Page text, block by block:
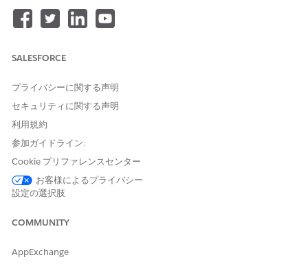
[グループを作成]を選択します。
[表示ラベル] に、ユーザーインターフェースでグループを参照
示ラベル] に入力した内容に基づいて入力されますが、必要に
関連する説明を追加します。
[グループを作成]を選択します。
[メンバーの追加
ユーザーを選択して追加します。
SALESFORCE
プライバシーに関する声明
セキュリティに関する声明
利用規約
参加ガイドライン:
Cookie プリファレンスセンター
お客様によるプライバシー
設定の選択肢
COMMUNITY
AppExchange